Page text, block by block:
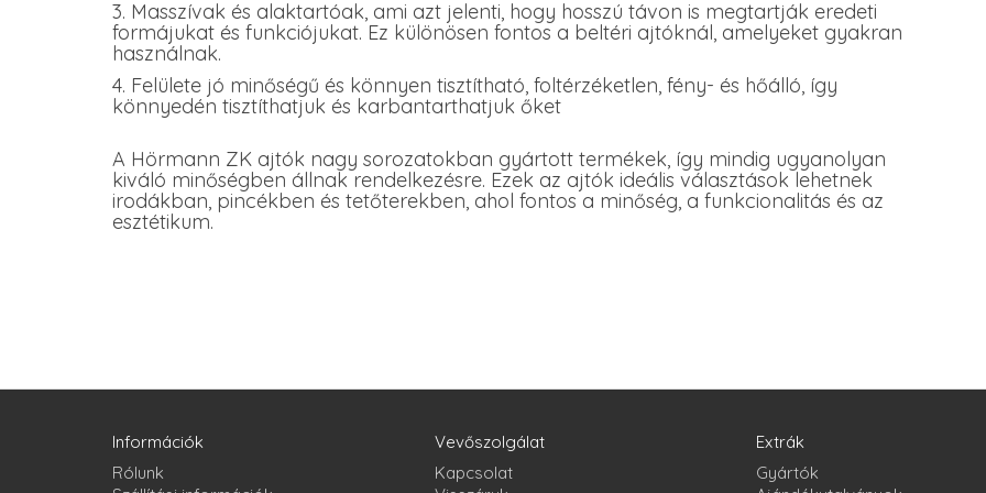
3. Masszívak és alaktartóak, ami azt jelenti, hogy hosszú távon is megtartják eredeti
formájukat és funkciójukat. Ez különösen fontos a beltéri ajtóknál, amelyeket gyakran
használnak.
4. Felülete jó minőségű és könnyen tisztítható, foltérzéketlen, fény- és hőálló, így
könnyedén tisztíthatjuk és karbantarthatjuk őket
A Hörmann ZK ajtók nagy sorozatokban gyártott termékek, így mindig ugyanolyan
kiváló minőségben állnak rendelkezésre. Ezek az ajtók ideális választások lehetnek
irodákban, pincékben és tetőterekben, ahol fontos a minőség, a funkcionalitás és az
esztétikum.
Információk
Rólunk
Vevőszolgálat
Kapcsolat
Extrák
Gyártók